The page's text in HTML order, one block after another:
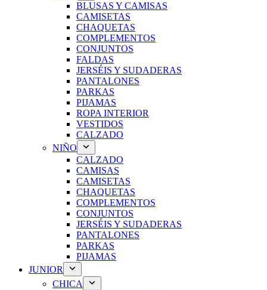
BLUSAS Y CAMISAS
CAMISETAS
CHAQUETAS
COMPLEMENTOS
CONJUNTOS
FALDAS
JERSÉIS Y SUDADERAS
PANTALONES
PARKAS
PIJAMAS
ROPA INTERIOR
VESTIDOS
CALZADO
NIÑO
CALZADO
CAMISAS
CAMISETAS
CHAQUETAS
COMPLEMENTOS
CONJUNTOS
JERSÉIS Y SUDADERAS
PANTALONES
PARKAS
PIJAMAS
JUNIOR
CHICA